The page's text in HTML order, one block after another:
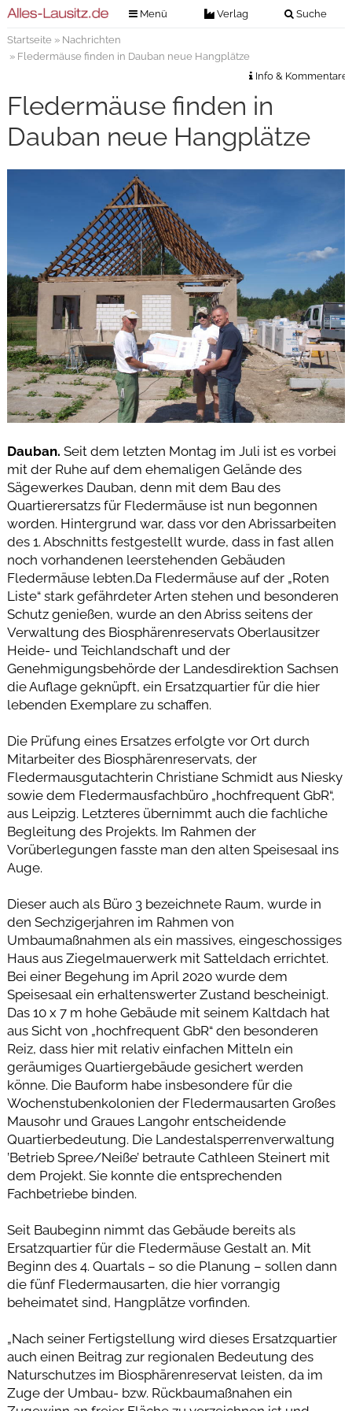
Menü Verlag Suche
Verlag
Kontakt
Impressum
Veranstaltungstickets
Anzeigenannahme
Anzeigensuche
Digitale Ausgaben
Startseite» Nachrichten
» Fledermäuse finden in Dauban neue Hangplätze
Info & Kommentare
Fledermäuse finden in
Dauban neue Hangplätze
Dauban. Seit dem letzten Montag im Juli ist es vorbei
mit der Ruhe auf dem ehemaligen Gelände des
Sägewerkes Dauban, denn mit dem Bau des
Quartierersatzs für Fledermäuse ist nun begonnen
worden. Hintergrund war, dass vor den Abrissarbeiten
des 1. Abschnitts festgestellt wurde, dass in fast allen
noch vorhandenen leerstehenden Gebäuden
Fledermäuse lebten.Da Fledermäuse auf der „Roten
Liste“ stark gefährdeter Arten stehen und besonderen
Schutz genießen, wurde an den Abriss seitens der
Verwaltung des Biosphärenreservats Oberlausitzer
Heide- und Teichlandschaft und der
Genehmigungsbehörde der Landesdirektion Sachsen
die Auflage geknüpft, ein Ersatzquartier für die hier
lebenden Exemplare zu schaffen.
Die Prüfung eines Ersatzes erfolgte vor Ort durch
Mitarbeiter des Biosphärenreservats, der
Fledermausgutachterin Christiane Schmidt aus Niesky
sowie dem Fledermausfachbüro „hochfrequent GbR“,
aus Leipzig. Letzteres übernimmt auch die fachliche
Begleitung des Projekts. Im Rahmen der
Vorüberlegungen fasste man den alten Speisesaal ins
Auge.
Dieser auch als Büro 3 bezeichnete Raum, wurde in
den Sechzigerjahren im Rahmen von
Umbaumaßnahmen als ein massives, eingeschossiges
Haus aus Ziegelmauerwerk mit Satteldach errichtet.
Bei einer Begehung im April 2020 wurde dem
Speisesaal ein erhaltenswerter Zustand bescheinigt.
Das 10 x 7 m hohe Gebäude mit seinem Kaltdach hat
aus Sicht von „hochfrequent GbR“ den besonderen
Reiz, dass hier mit relativ einfachen Mitteln ein
geräumiges Quartiergebäude gesichert werden
könne. Die Bauform habe insbesondere für die
Wochenstubenkolonien der Fledermausarten Großes
Mausohr und Graues Langohr entscheidende
Quartierbedeutung. Die Landestalsperrenverwaltung
’Betrieb Spree/Neiße’ betraute Cathleen Steinert mit
dem Projekt. Sie konnte die entsprechenden
Fachbetriebe binden.
Seit Baubeginn nimmt das Gebäude bereits als
Ersatzquartier für die Fledermäuse Gestalt an. Mit
Beginn des 4. Quartals – so die Planung – sollen dann
die fünf Fledermausarten, die hier vorrangig
beheimatet sind, Hangplätze vorfinden.
„Nach seiner Fertigstellung wird dieses Ersatzquartier
auch einen Beitrag zur regionalen Bedeutung des
Naturschutzes im Biosphärenreservat leisten, da im
Zuge der Umbau- bzw. Rückbaumaßnahen ein